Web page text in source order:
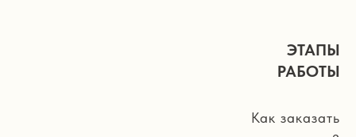
ЭТАПЫ
РАБОТЫ
Как заказать